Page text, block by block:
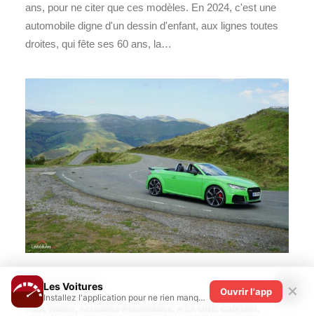
ans, pour ne citer que ces modèles. En 2024, c'est une
automobile digne d'un dessin d'enfant, aux lignes toutes
droites, qui fête ses 60 ans, la…
14 décembre 2023
Audi
Les Voitures
Installez l'application pour ne rien manquer !
Ouvrir l'app ✕